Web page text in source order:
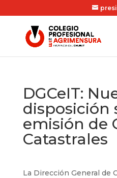
DGCeIT:
disposición
emisión de
Catastrales
La Dirección General de